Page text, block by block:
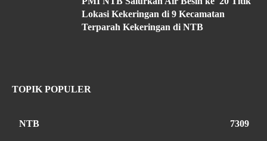
Lokasi Kekeringan di 9 Kecamatan
Terparah Kekeringan di NTB
TOPIK POPULER
NTB 7309